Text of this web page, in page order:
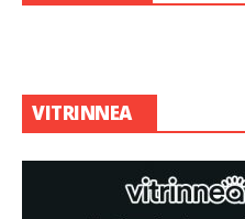
VITRINNEA